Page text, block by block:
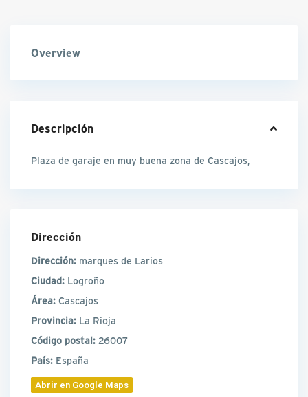
Overview
Descripción
Plaza de garaje en muy buena zona de Cascajos,
Dirección
Dirección: marques de Larios
Ciudad: Logroño
Área: Cascajos
Provincia: La Rioja
Código postal: 26007
País: España
Abrir en Google Maps